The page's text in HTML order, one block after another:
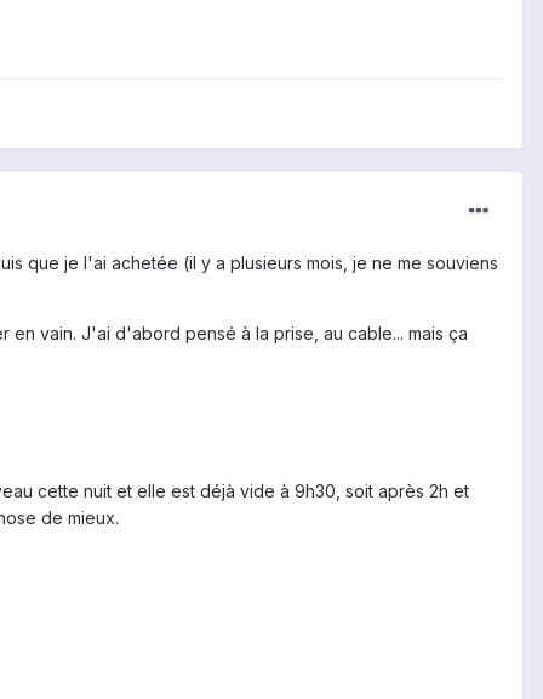
que je l'ai achetée (il y a plusieurs mois, je ne me souviens
en vain. J'ai d'abord pensé à la prise, au cable... mais ça
cette nuit et elle est déjà vide à 9h30, soit après 2h et
de mieux.